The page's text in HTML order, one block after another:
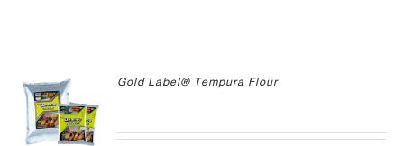
Gold Label® Tempura Flour